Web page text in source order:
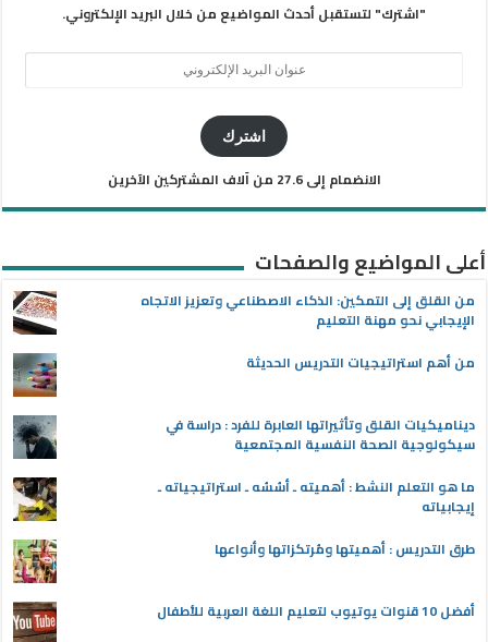
"اشترك" لتستقبل أحدث المواضيع من خلال البريد الإلكتروني.
اشترك
الانضمام إلى 27.6 من آلاف المشتركين الآخرين
أعلى المواضيع والصفحات
من القلق إلى التمكين: الذكاء الاصطناعي وتعزيز الاتجاه
الإيجابي نحو مهنة التعليم
من أهم استراتيجيات التدريس الحديثة
ديناميكيات القلق وتأثيراتها العابرة للفرد : دراسة في
سيكولوجية الصحة النفسية المجتمعية
ما هو التعلم النشط : أهميته ـ أسُسُه ـ استراتيجياته ـ
إيجابياته
طرق التدريس : أهميتها ومُرتكزاتها وأنواعها
أفضل 10 قنوات يوتيوب لتعليم اللغة العربية للأطفال